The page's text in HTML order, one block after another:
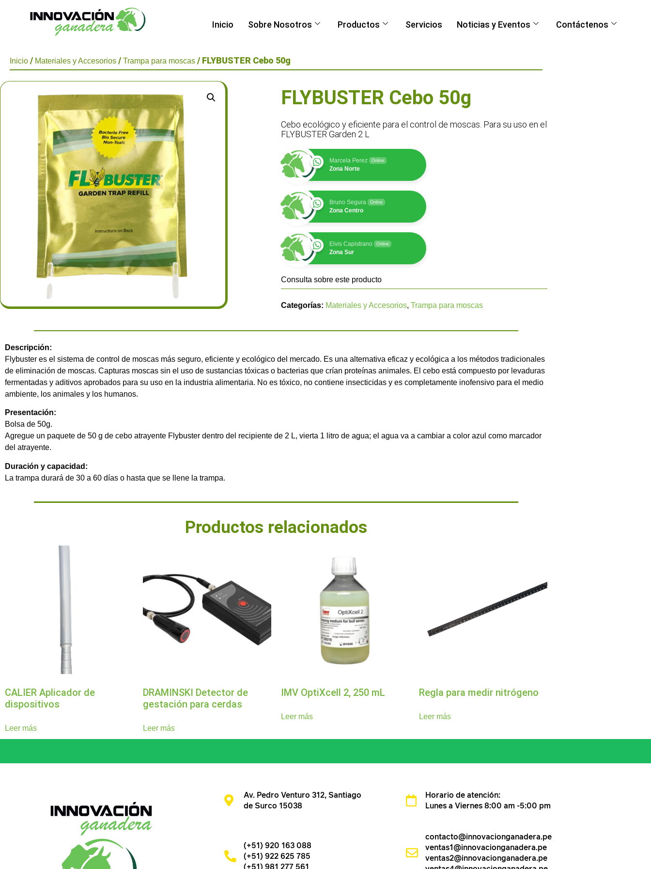
Inicio Sobre Nosotros Productos Servicios Noticias y Eventos Contáctenos
Inicio / Materiales y Accesorios / Trampa para moscas / FLYBUSTER Cebo 50g
FLYBUSTER Cebo 50g
Cebo ecológico y eficiente para el control de moscas. Para su uso en el
FLYBUSTER Garden 2 L
Marcela Perez Online
Zona Norte
Bruno Segura Online
Zona Centro
Elvis Capistrano Online
Zona Sur
Consulta sobre este producto
Categorías: Materiales y Accesorios, Trampa para moscas
Descripción:
Flybuster es el sistema de control de moscas más seguro, eficiente y ecológico del mercado. Es una alternativa eficaz y ecológica a los métodos tradicionales
de eliminación de moscas. Capturas moscas sin el uso de sustancias tóxicas o bacterias que crían proteínas animales. El cebo está compuesto por levaduras
fermentadas y aditivos aprobados para su uso en la industria alimentaria. No es tóxico, no contiene insecticidas y es completamente inofensivo para el medio
ambiente, los animales y los humanos.
Presentación:
Bolsa de 50g.
Agregue un paquete de 50 g de cebo atrayente Flybuster dentro del recipiente de 2 L, vierta 1 litro de agua; el agua va a cambiar a color azul como marcador
del atrayente.
Duración y capacidad:
La trampa durará de 30 a 60 días o hasta que se llene la trampa.
Productos relacionados
CALIER Aplicador de
dispositivos
Leer más
DRAMINSKI Detector de
gestación para cerdas
Leer más
IMV OptiXcell 2, 250 mL
Leer más
Regla para medir nitrógeno
Leer más
Av. Pedro Venturo 312, Santiago
de Surco 15038
(+51) 920 163 088
(+51) 922 625 785
(+51) 981 277 561
Horario de atención:
Lunes a Viernes 8:00 am -5:00 pm
contacto@innovacionganadera.pe
ventas1@innovacionganadera.pe
ventas2@innovacionganadera.pe